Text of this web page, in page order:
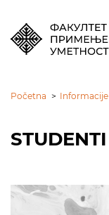
Početna > Informacije
STUDENTI